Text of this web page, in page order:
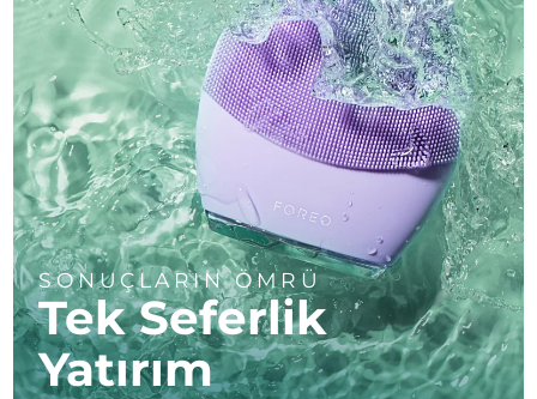
SONUÇLARIN ÖMRÜ
Tek Seferlik
Yatırım